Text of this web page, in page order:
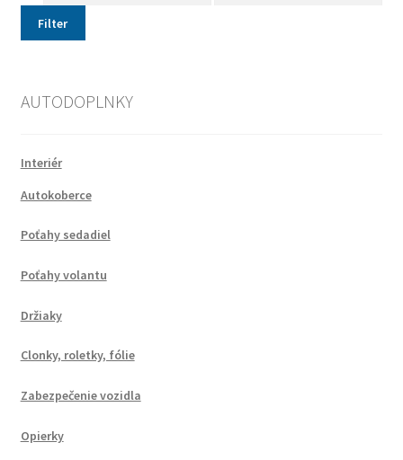
Filter
AUTODOPLNKY
Interiér
Autokoberce
Poťahy sedadiel
Poťahy volantu
Držiaky
Clonky, roletky, fólie
Zabezpečenie vozidla
Opierky